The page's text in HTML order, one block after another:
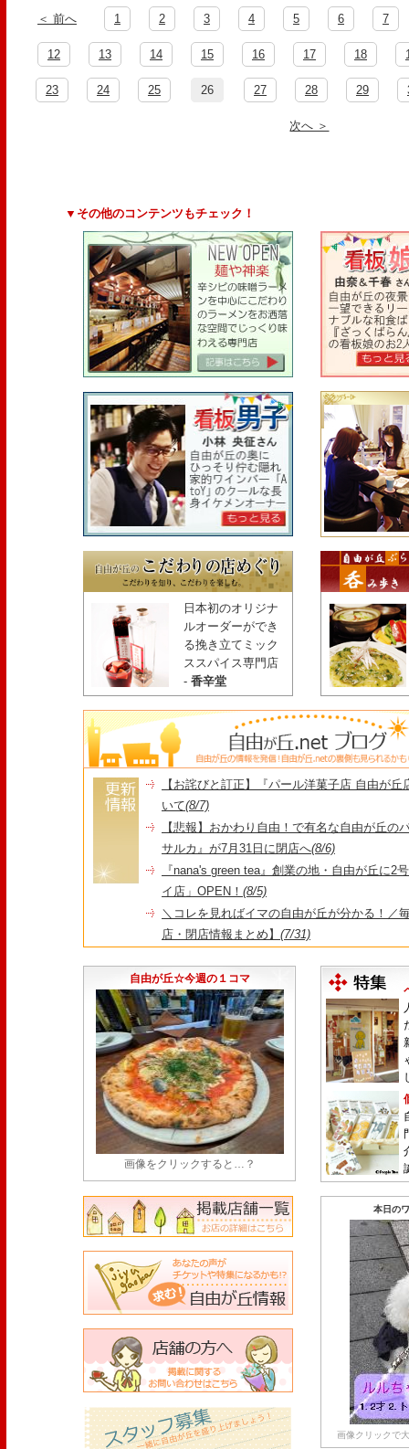
＜ 前へ 1 2 3 4 5 6 7
12 13 14 15 16 17 18
23 24 25 26 27 28 29
次へ ＞
▼その他のコンテンツもチェック！
日本初のオリジナ
ルオーダーができ
る挽き立てミック
ススパイス専門店
- 香辛堂
【お詫びと訂正】『パール洋菓子店 自由が
いて(8/7)
【悲報】おかわり自由！で有名な自由が丘の
サルカ』が7月31日に閉店へ(8/6)
『nana's green tea』創業の地・自由が丘に2
イ店」OPEN！ (8/5)
＼コレを見ればイマの自由が丘が分かる！／
店・閉店情報まとめ】 (7/31)
永久パス配布も！
自由が丘☆今週の１コマ
画像をクリックすると…？
本日の
画像クリックで